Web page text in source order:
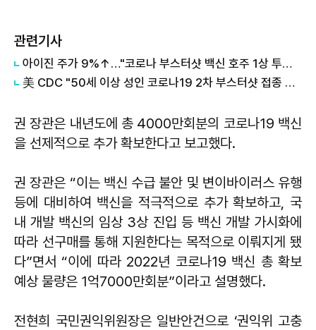
관련기사
아이진 주가 9%↑…"코로나 부스터샷 백신 호주 1상 투여 완료"
美 CDC "50세 이상 성인 코로나19 2차 부스터샷 접종 권고"
권 장관은 내년도에 총 4000만회분의 코로나19 백신
을 선제적으로 추가 확보한다고 보고했다.
권 장관은 “이는 백신 수급 불안 및 변이바이러스 유행
등에 대비하여 백신을 적극적으로 추가 확보하고, 국
내 개발 백신의 임상 3상 진입 등 백신 개발 가시화에
따라 선구매를 통해 지원한다는 목적으로 이뤄지게 됐
다”면서 “이에 따라 2022년 코로나19 백신 총 확보
예상 물량은 1억7000만회분”이라고 설명했다.
전현희 국민권익위원장은 일반안건으로 ‘권익위 고충